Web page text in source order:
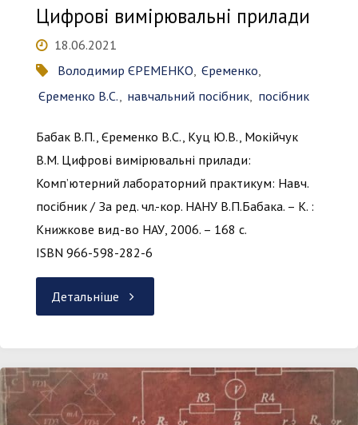
Цифрові вимірювальні прилади
18.06.2021
Володимир ЄРЕМЕНКО Єременко
Єременко В.С.
навчальний посібник посібник
Бабак В.П., Єременко В.С., Куц Ю.В., Мокійчук
В.М. Цифрові вимірювальні прилади:
Комп’ютерний лабораторний практикум: Навч.
посібник / За ред. чл.-кор. НАНУ В.П.Бабака. – К. :
Книжкове вид-во НАУ, 2006. – 168 с.
ISBN 966-598-282-6
Детальніше "Цифрові
прилади"